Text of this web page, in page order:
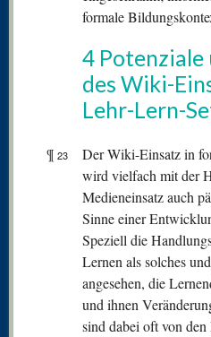
formale
4
des Wiki-
Lehr-Lern-
¶ 23
Der Wiki-Einsatz in
wird vielfach mit der
Medieneinsatz auch
Sinne einer
Speziell die
Lernen als solches
angesehen, die
und ihnen
sind dabei oft von